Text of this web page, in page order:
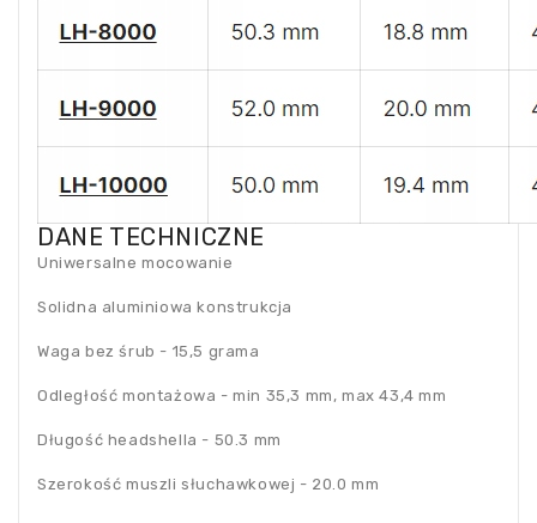
DANE TECHNICZNE
Uniwersalne mocowanie
Solidna aluminiowa konstrukcja
Waga bez śrub - 15,5 grama
Odległość montażowa - min 35,3 mm, max 43,4 mm
Długość headshella - 50.3 mm
Szerokość muszli słuchawkowej - 20.0 mm